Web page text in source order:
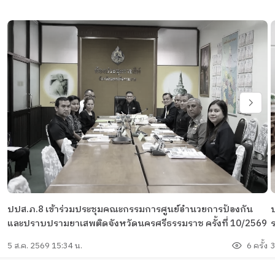
ปปส.ภ.8 เข้าร่วมประชุมคณะกรรมการศูนย์อำนวยการป้องกัน
และปราบปรามยาเสพติดจังหวัดนครศรีธรรมราช ครั้งที่ 10/2569
5 ส.ค. 2569 15:34 น. 6 ครั้ง